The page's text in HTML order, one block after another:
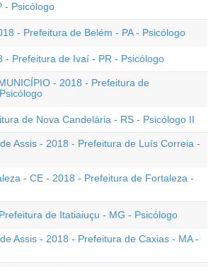
- Psicólogo
- Prefeitura de Belém - PA - Psicólogo
- Prefeitura de Ivaí - PR - Psicólogo
- 2018 - Prefeitura de
de Nova Candelária - RS - Psicólogo II
Assis - 2018 - Prefeitura de Luís Correia -
- CE - 2018 - Prefeitura de Fortaleza -
de Itatiaiuçu - MG - Psicólogo
Assis - 2018 - Prefeitura de Caxias - MA -